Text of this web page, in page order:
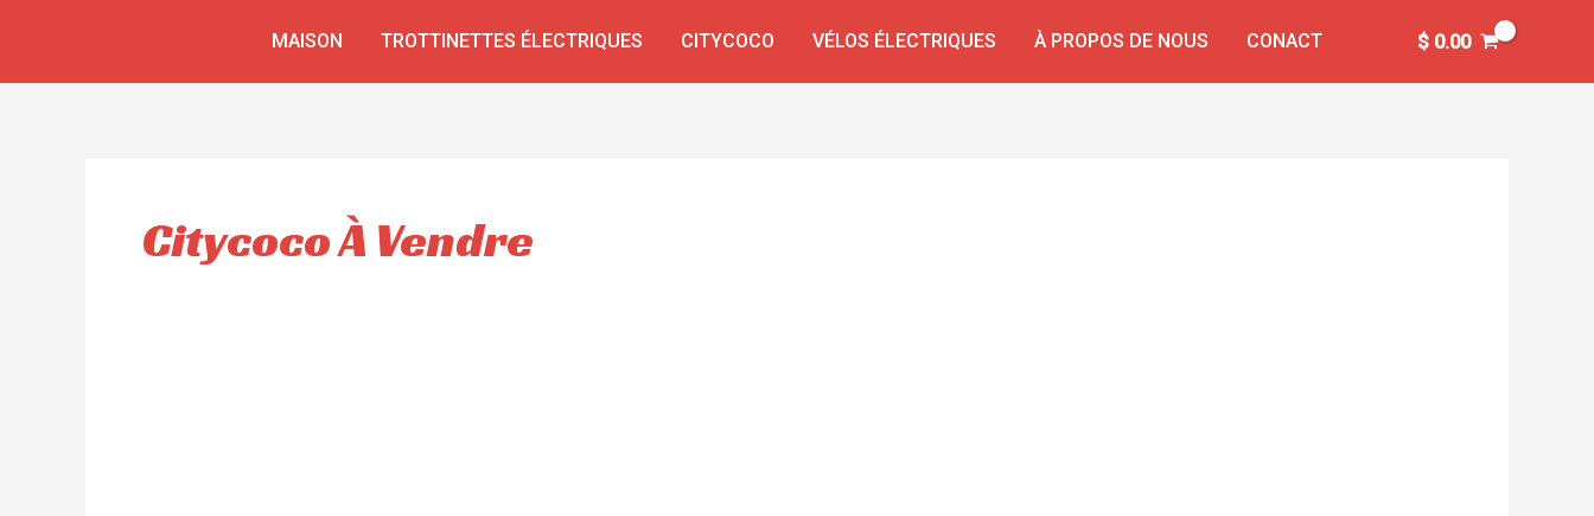
MAISON TROTTINETTES ÉLECTRIQUES CITYCOCO VÉLOS ÉLECTRIQUES À PROPOS DE NOUS CONACT $0.00
Citycoco À Vendre